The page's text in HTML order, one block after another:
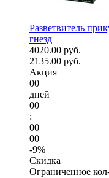
Разветвитель
гнезд
4020.00 руб.
2135.00 руб.
Акция
00
дней
00
:
00
00
-9%
Скидка
Ограниченное